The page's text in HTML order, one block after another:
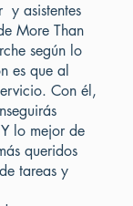
y asistentes
More Than
según lo
es que al
Con él,
lo mejor de
queridos
tareas y